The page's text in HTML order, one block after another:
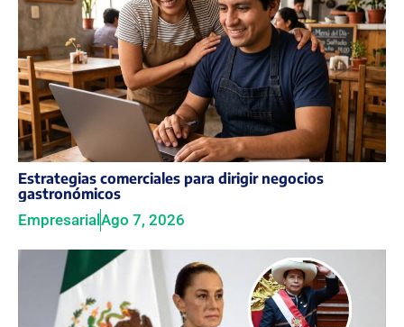
Estrategias comerciales para dirigir negocios
gastronómicos
Empresarial Ago 7, 2026